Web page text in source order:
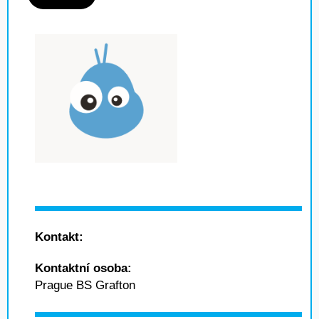
Kontakt:
Kontaktní osoba:
Prague BS Grafton